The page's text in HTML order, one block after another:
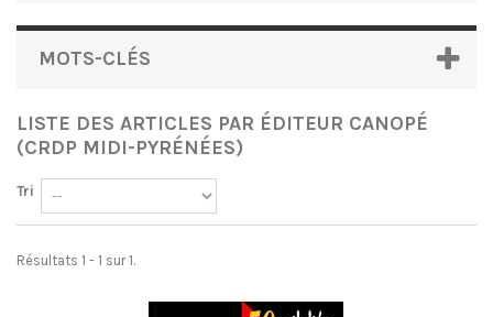
MOTS-CLÉS
LISTE DES ARTICLES PAR ÉDITEUR CANOPÉ
(CRDP MIDI-PYRÉNÉES)
Tri
Résultats 1 - 1 sur 1.